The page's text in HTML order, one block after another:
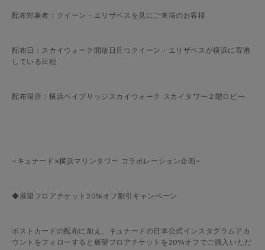
配布対象者：クイーン・エリザベスを見にご来場のお客様
配布日：スカイウォーク開放日且つクイーン・エリザベスが横浜に寄港
している日程
配布場所：横浜ベイブリッジスカイウォーク スカイタワー２階ロビー
~キュナード×横浜マリンタワー コラボレーション企画~
◆展望フロアチケット20%オフ割引キャンペーン
ポストカードの配布に加え、キュナードの日本公式インスタグラムアカ
ウントをフォローすると展望フロアチケットを20%オフでご購入いただ